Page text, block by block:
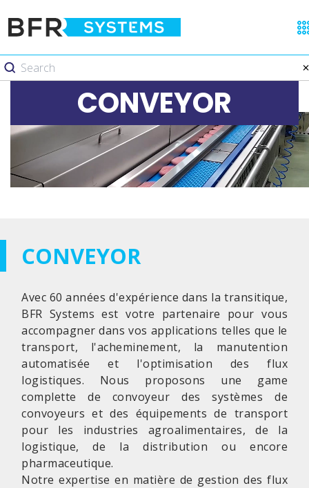
CONVEYOR
CONVEYOR
Avec 60 années d'expérience dans la transitique,
BFR Systems est votre partenaire pour vous
accompagner dans vos applications telles que le
transport, l'acheminement, la manutention
automatisée et l'optimisation des flux
logistiques. Nous proposons une game
complette de convoyeur des systèmes de
convoyeurs et des équipements de transport
pour les industries agroalimentaires, de la
logistique, de la distribution ou encore
pharmaceutique.
Notre expertise en matière de gestion des flux